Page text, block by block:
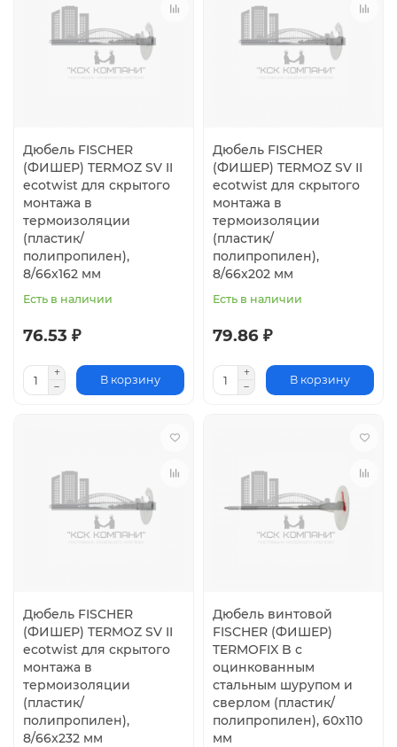
Дюбель FISCHER
(ФИШЕР) TERMOZ SV II
ecotwist для скрытого
монтажа в
термоизоляции
(пластик/
полипропилен),
8/66x162 мм
Есть в наличии
76.53 ₽
В корзину
Дюбель FISCHER
(ФИШЕР) TERMOZ SV II
ecotwist для скрытого
монтажа в
термоизоляции
(пластик/
полипропилен),
8/66x202 мм
Есть в наличии
79.86 ₽
В корзину
Дюбель FISCHER
(ФИШЕР) TERMOZ SV II
ecotwist для скрытого
монтажа в
термоизоляции
(пластик/
полипропилен),
8/66x232 мм
Дюбель винтовой
FISCHER (ФИШЕР)
TERMOFIX B с
оцинкованным
стальным шурупом и
сверлом (пластик/
полипропилен), 60x110
мм